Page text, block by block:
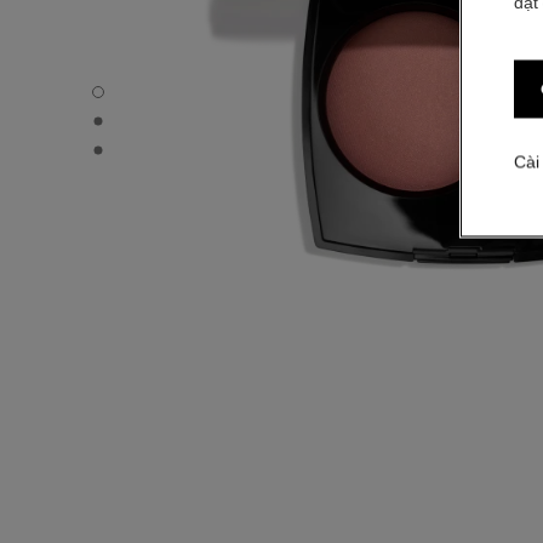
JOUES CONTRASTE - Chế độ xem mặc định
JOUES CONTRASTE - Hình ảnh khác - 1
JOUES CONTRASTE - Xem kết cấu cơ bản